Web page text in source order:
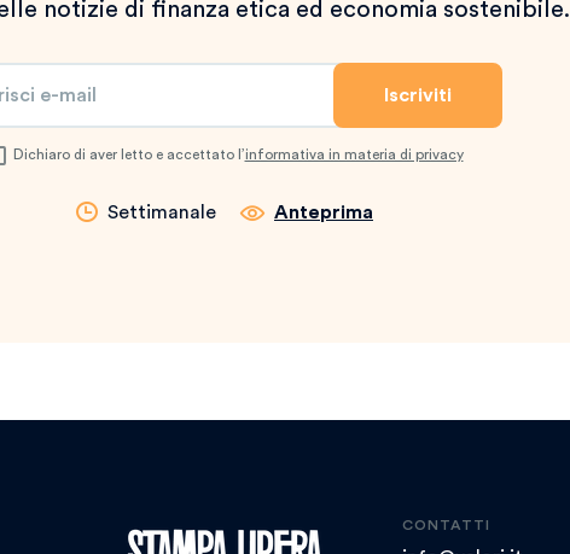
notizie di finanza etica ed economia sostenibile.
Dichiaro di aver letto e accettato l’informativa in materia di privacy
Settimanale Anteprima
CONTATTI